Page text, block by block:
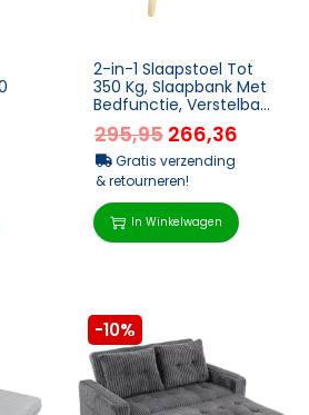
2-in-1 Slaapstoel Tot
350 Kg, Slaapbank Met
Bedfunctie, Verstelbare
Rugleuning,
Sierkussens, Linnenl...
295,95 266,36
Gratis verzending
& retourneren!
In Winkelwagen
-10%